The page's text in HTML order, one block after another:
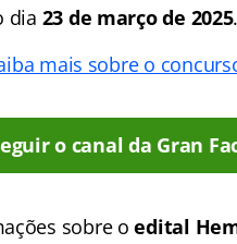
dia 23 de março de 2025.
mais sobre o
o canal da Gran
sobre oedital